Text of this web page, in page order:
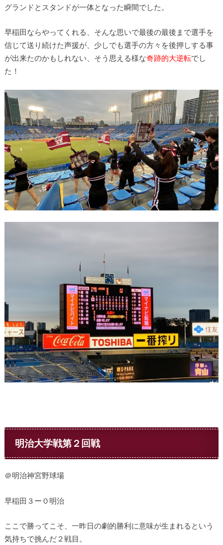
グランドとスタンドが一体となった瞬間でした。
早稲田ならやってくれる、そんな思いで最後の最後まで選手を
信じて送り続けた声援が、少しでも選手の方々を後押しする事
が出来たのかもしれない、そう思える様な奇跡的大逆転でし
た！
明治大学戦第２回戦
＠明治神宮野球場
早稲田３ー０明治
ここで勝ってこそ、一昨日の劇的勝利に意味が生まれるという
気持ちで挑んだ２戦目。